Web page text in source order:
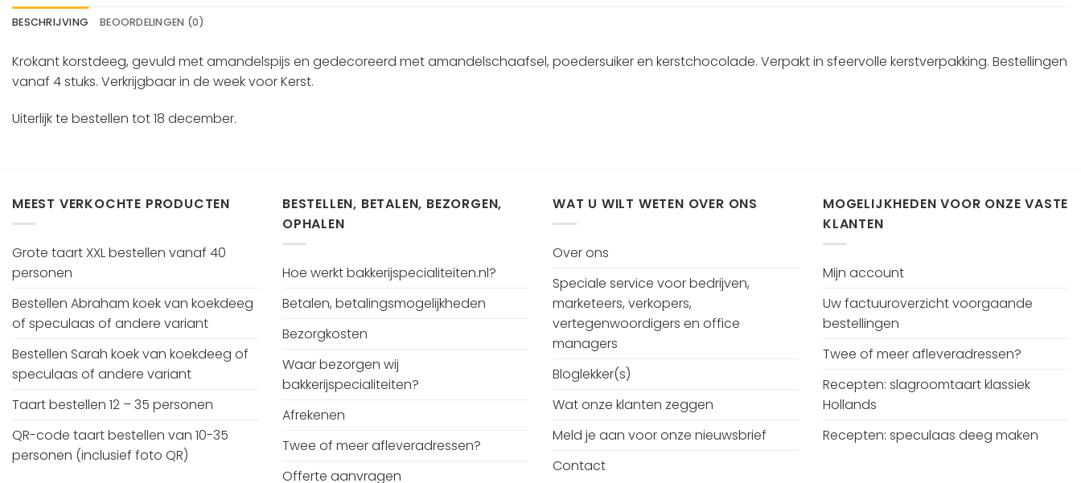
BESCHRIJVING BEOORDELINGEN (0)
Krokant korstdeeg, gevuld met amandelspijs en gedecoreerd met amandelschaafsel, poedersuiker en kerstchocolade. Verpakt in sfeervolle kerstverpakking. Bestellingen
vanaf 4 stuks. Verkrijgbaar in de week voor Kerst.
Uiterlijk te bestellen tot 18 december.
MEEST VERKOCHTE PRODUCTEN
Grote taart XXL bestellen vanaf 40
personen
Bestellen Abraham koek van koekdeeg
of speculaas of andere variant
Bestellen Sarah koek van koekdeeg of
speculaas of andere variant
Taart bestellen 12 – 35 personen
QR-code taart bestellen van 10-35
personen (inclusief foto QR)
BESTELLEN, BETALEN, BEZORGEN,
OPHALEN
Hoe werkt bakkerijspecialiteiten.nl?
Betalen, betalingsmogelijkheden
Bezorgkosten
Waar bezorgen wij
bakkerijspecialiteiten?
Afrekenen
Twee of meer afleveradressen?
Offerte aanvragen
WAT U WILT WETEN OVER ONS
Over ons
Speciale service voor bedrijven,
marketeers, verkopers,
vertegenwoordigers en office
managers
Bloglekker(s)
Wat onze klanten zeggen
Meld je aan voor onze nieuwsbrief
Contact
MOGELIJKHEDEN VOOR ONZE VASTE
KLANTEN
Mijn account
Uw factuuroverzicht voorgaande
bestellingen
Twee of meer afleveradressen?
Recepten: slagroomtaart klassiek
Hollands
Recepten: speculaas deeg maken